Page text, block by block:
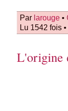
Par larouge •
Lu 1542 fois •
L'origine